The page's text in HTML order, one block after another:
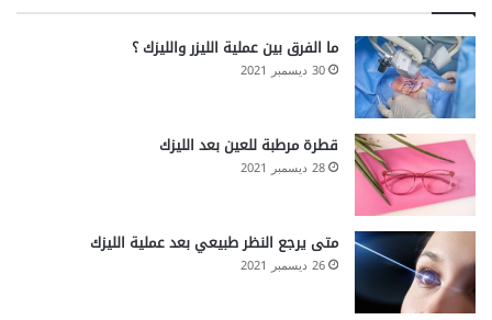
ما الفرق بين عملية الليزر والليزك ؟
30 ديسمبر 2021
قطرة مرطبة للعين بعد الليزك
28 ديسمبر 2021
متى يرجع النظر طبيعي بعد عملية الليزك
26 ديسمبر 2021